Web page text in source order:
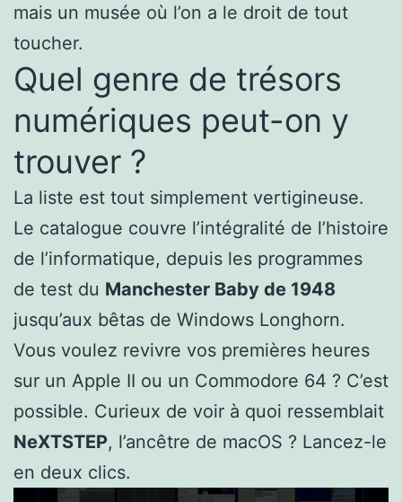
mais un musée où l’on a le droit de tout
toucher.
Quel genre de trésors
numériques peut-on y
trouver ?
La liste est tout simplement vertigineuse.
Le catalogue couvre l’intégralité de l’histoire
de l’informatique, depuis les programmes
de test du Manchester Baby de 1948
jusqu’aux bêtas de Windows Longhorn.
Vous voulez revivre vos premières heures
sur un Apple II ou un Commodore 64 ? C’est
possible. Curieux de voir à quoi ressemblait
NeXTSTEP, l’ancêtre de macOS ? Lancez-le
en deux clics.